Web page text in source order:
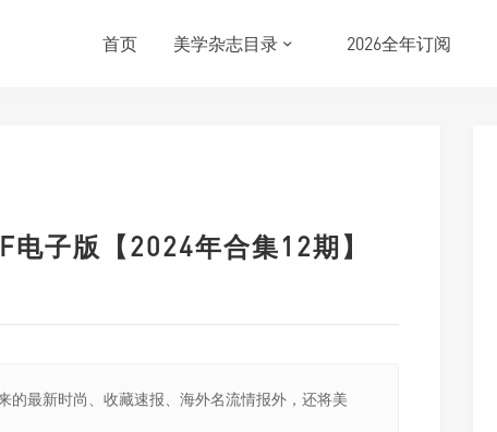
首页 美学杂志目录 2026全年订阅
子版【2024年合集12期】
的最新时尚、收藏速报、海外名流情报外，还将美